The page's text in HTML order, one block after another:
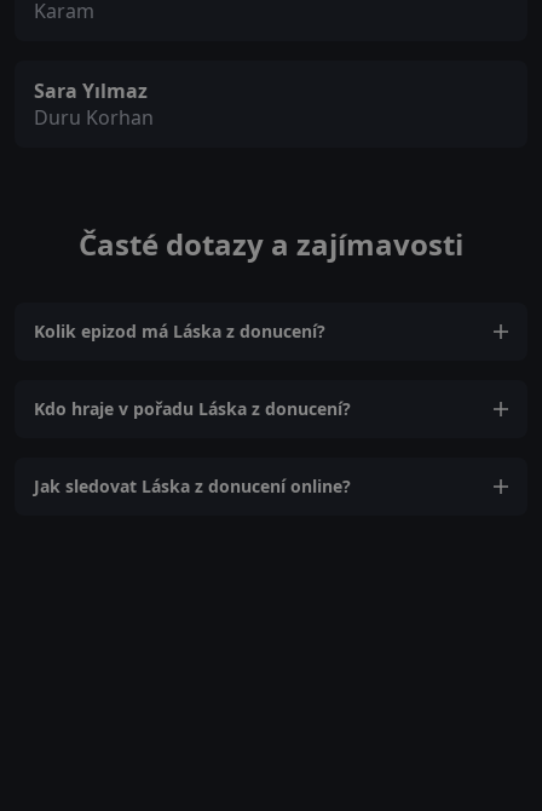
Karam
Sara Yılmaz
Duru Korhan
Časté dotazy a zajímavosti
Kolik epizod má Láska z donucení?
Kdo hraje v pořadu Láska z donucení?
Jak sledovat Láska z donucení online?